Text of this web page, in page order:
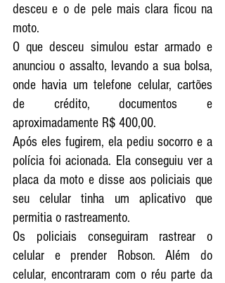
desceu e o de pele mais clara ficou na
moto.
O que desceu simulou estar armado e
anunciou o assalto, levando a sua bolsa,
onde havia um telefone celular, cartões
de crédito, documentos e
aproximadamente R$ 400,00.
Após eles fugirem, ela pediu socorro e a
polícia foi acionada. Ela conseguiu ver a
placa da moto e disse aos policiais que
seu celular tinha um aplicativo que
permitia o rastreamento.
Os policiais conseguiram rastrear o
celular e prender Robson. Além do
celular, encontraram com o réu parte da